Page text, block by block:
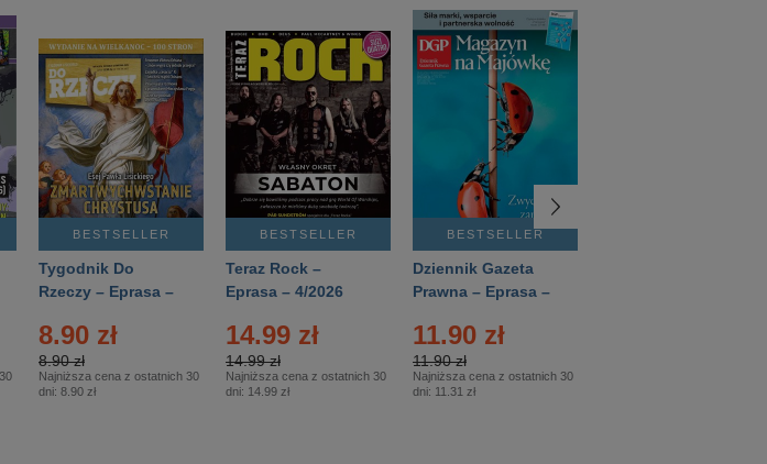
BESTSELLER
Tygodnik Do
Rzeczy – Eprasa –
8.90 zł
8.90 zł
Najniższa cena z ostatnich 30
dni: 8.90 zł
BESTSELLER
Teraz Rock –
Eprasa – 4/2026
14.99 zł
14.99 zł
Najniższa cena z ostatnich 30
dni: 14.99 zł
BESTSELLER
Dziennik Gazeta
Prawna – Eprasa –
11.90 zł
11.90 zł
Najniższa cena z ostatnich 30
dni: 11.31 zł